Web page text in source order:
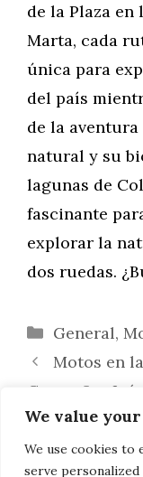
We value
We use cookies to
serve personalized
de la Plaza en
Marta, cada
única para
del país
de la
natural y su
lagunas de
fascinante
explorar la
dos ruedas.
Categorías
General,
Motos en
Campañas
Percepción
Personajes